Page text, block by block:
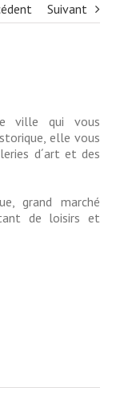
Suivant
ville qui vous
elle vous
d´art et des
grand marché
de loisirs et